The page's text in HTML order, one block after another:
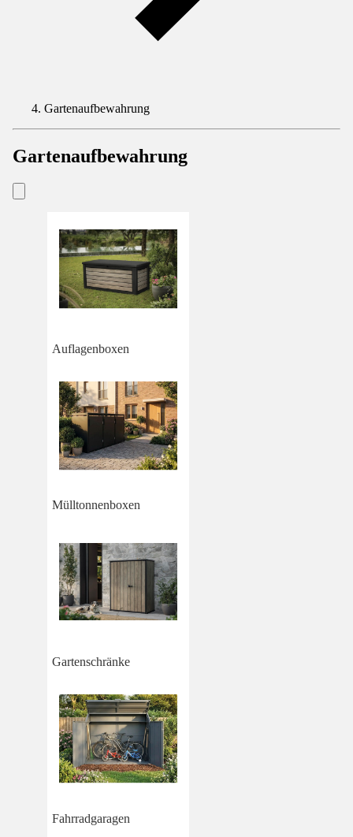
Gartenaufbewahrung
Gartenaufbewahrung
Auflagenboxen
Mülltonnenboxen
Gartenschränke
Fahrradgaragen